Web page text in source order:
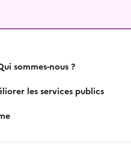
sommes-nous ?
les services publics